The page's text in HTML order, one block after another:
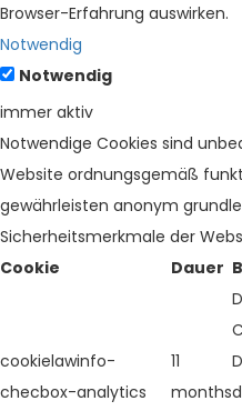
Browser-Erfahrung auswirken.
Notwendig
Notwendig
immer aktiv
Notwendige Cookies sind
Website ordnungsgemäß
gewährleisten anonym
Sicherheitsmerkmale der
Cookie
Dauer
cookielawinfo-
checbox-analytics
11
months